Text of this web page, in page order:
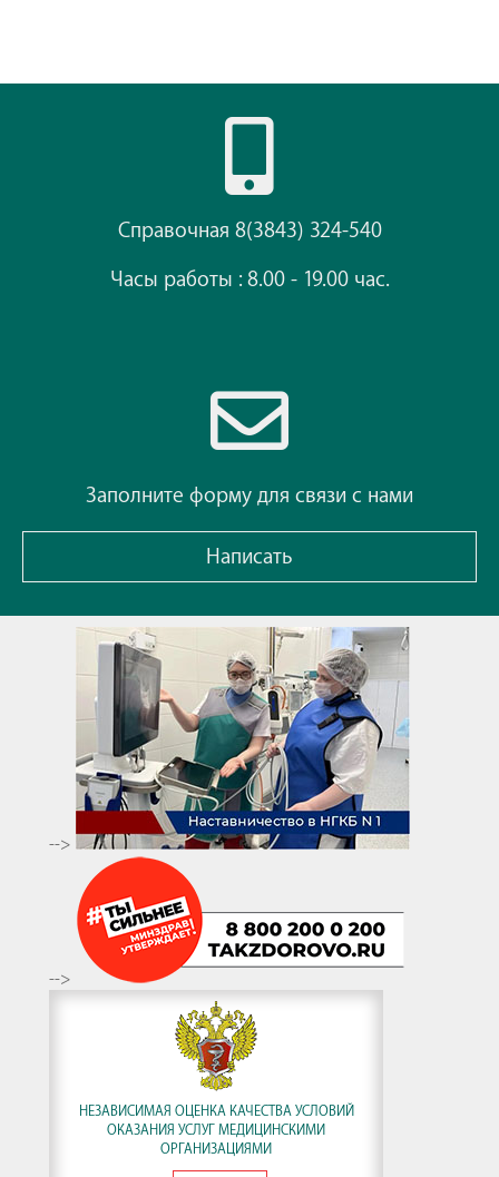
Справочная 8(3843) 324-540
Часы работы : 8.00 - 19.00 час.
Заполните форму для связи с нами
Написать
-->
-->
НЕЗАВИСИМАЯ ОЦЕНКА КАЧЕСТВА УСЛОВИЙ
ОКАЗАНИЯ УСЛУГ МЕДИЦИНСКИМИ
ОРГАНИЗАЦИЯМИ